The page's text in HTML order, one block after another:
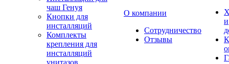
чаш Генуя
Кнопки для
инсталляций
Комплекты
крепления для
инсталляций
унитазов
О компании
Сотрудничество
Отзывы
и